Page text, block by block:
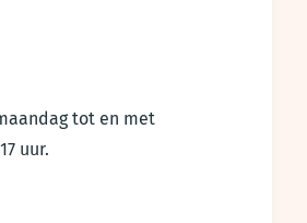
tot en met
uur.